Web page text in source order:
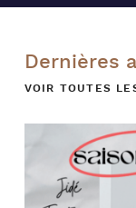
Dernières
VOIR TOUTES